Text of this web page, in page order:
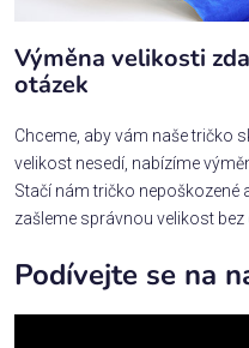
Výměna velikosti
otázek
Chceme, aby vám naše tričko
velikost nesedí, nabízíme
Stačí nám tričko nepoškozené
zašleme správnou velikost bez
Podívejte se na